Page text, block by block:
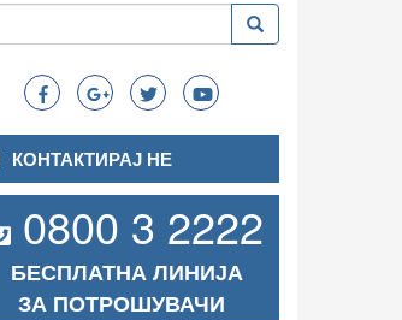
Пребарување
КОНТАКТИРАЈ НЕ
0800 3 2222
БЕСПЛАТНА ЛИНИЈА
ЗА ПОТРОШУВАЧИ